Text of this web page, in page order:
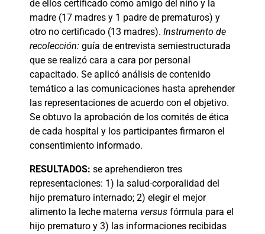
de ellos certificado como amigo del niño y la
madre (17 madres y 1 padre de prematuros) y
otro no certificado (13 madres). Instrumento de
recolección: guía de entrevista semiestructurada
que se realizó cara a cara por personal
capacitado. Se aplicó análisis de contenido
temático a las comunicaciones hasta aprehender
las representaciones de acuerdo con el objetivo.
Se obtuvo la aprobación de los comités de ética
de cada hospital y los participantes firmaron el
consentimiento informado.
RESULTADOS: se aprehendieron tres
representaciones: 1) la salud-corporalidad del
hijo prematuro internado; 2) elegir el mejor
alimento la leche materna versus fórmula para el
hijo prematuro y 3) las informaciones recibidas